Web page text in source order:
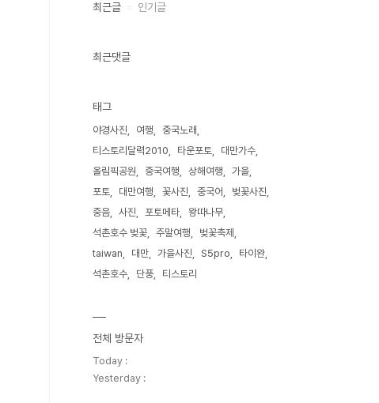
최근글 인기글
최근댓글
태그
야경사진 여행
중국노래
티스토리달력2010
타운포토
대만가수
올림픽공원
중국여행 상해여행
가을
포토
대만여행 꽃사진 중국어
벚꽃사진
중음
사진 포토메타
왕따나무
석촌호수 벚꽃
주말여행
벚꽃축제
taiwan
대만 가을사진 S5pro
타이완
석촌호수
단풍 티스토리
전체 방문자
Today :
Yesterday :